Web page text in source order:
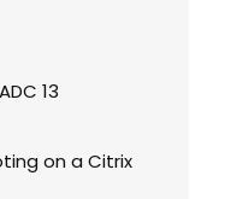
13
on a Citrix